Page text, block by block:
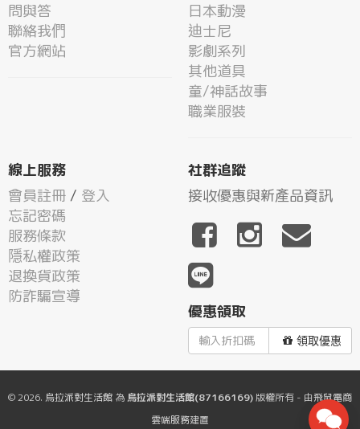
問與答
聯絡我們
官方網站
日本動漫
迪士尼
影劇系列
其他道具
童/神話故事
職業服裝
線上服務
會員註冊 / 登入
忘記密碼
服務條款
隱私權政策
退換貨政策
防詐騙宣導
社群追蹤
接收優惠與新產品資訊
優惠領取
領取優惠
© 2026. 烏拉派對生活館 為 烏拉派對生活館(87166169)版權所有 - 由飛鼠電商
雲端服務建置